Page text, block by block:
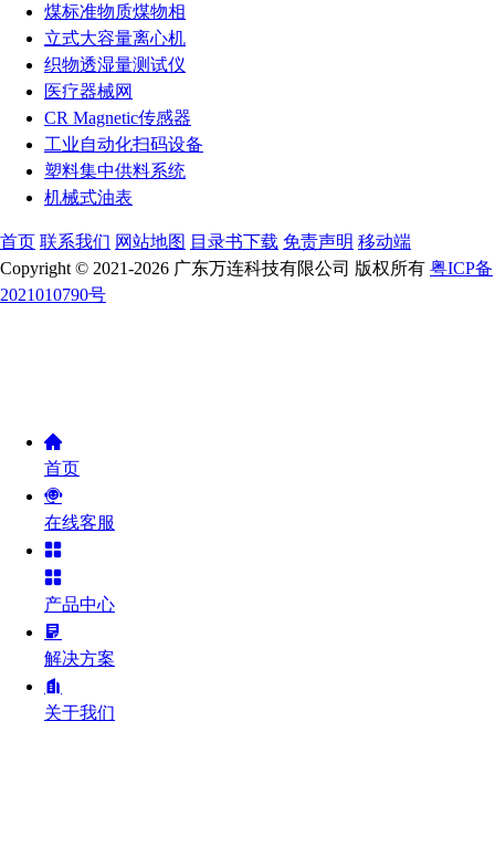
煤标准物质煤物相
立式大容量离心机
织物透湿量测试仪
医疗器械网
CR Magnetic传感器
工业自动化扫码设备
塑料集中供料系统
机械式油表
首页 联系我们 网站地图 目录书下载 免责声明 移动端
Copyright © 2021-2026 广东万连科技有限公司 版权所有 粤ICP备
2021010790号
首页
在线客服
产品中心
解决方案
关于我们